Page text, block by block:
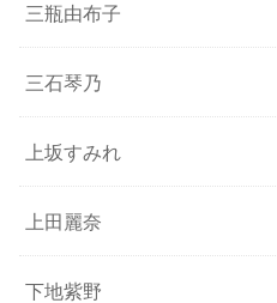
三瓶由布子
三石琴乃
上坂すみれ
上田麗奈
下地紫野